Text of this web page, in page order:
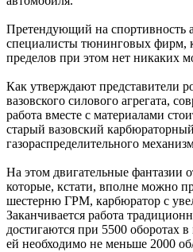
Претендующий на спортивность
специалисты тюнинговых фирм,
пределов при этом нет никаких
Как утверждают представители
вазовского силового агрегата,
работа вместе с материалами
старый вазовский
газораспределительного
На этом двигательные фантазии
которые, кстати, вполне можно
шестерню ГРМ, карбюратор с
Заканчивается работа
достигаются при 5500 оборотах
ей необходимо не меньше 2000